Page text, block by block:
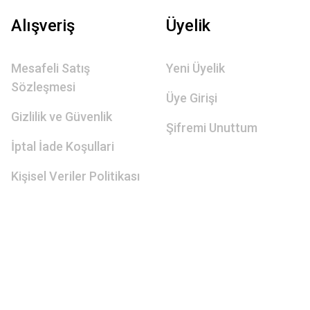
Alışveriş
Mesafeli Satış
Sözleşmesi
Gizlilik ve Güvenlik
İptal İade Koşullari
Kişisel Veriler Politikası
Üyelik
Yeni Üyelik
Üye Girişi
Şifremi Unuttum